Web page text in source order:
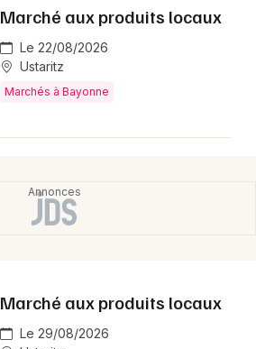
Marché aux produits locaux
Le 22/08/2026
Ustaritz
Marchés à Bayonne
Marché aux produits locaux
Le 29/08/2026